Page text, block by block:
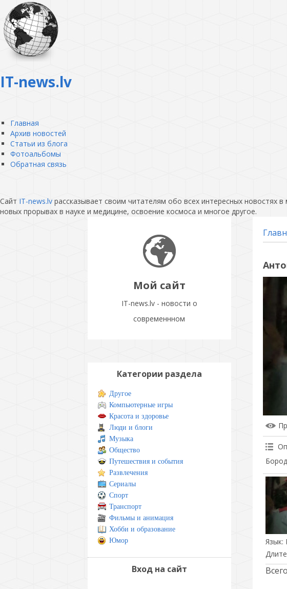
IT-news.lv
Главная
Архив новостей
Статьи из блога
Фотоальбомы
Обратная связь
Сайт IT-news.lv рассказывает своим читателям обо всех интересных новостях
новых прорывах в науке и медицине, освоение космоса и многое другое.
Мой сайт
IT-news.lv - новости о
современнном
Язык:
Категории раздела
Другое
Компьютерные игры
Красота и здоровье
Люди и блоги
Музыка
Общество
Путешествия и события
Развлечения
Сериалы
Спорт
Транспорт
Фильмы и анимация
Хобби и образование
Юмор
Вход на сайт